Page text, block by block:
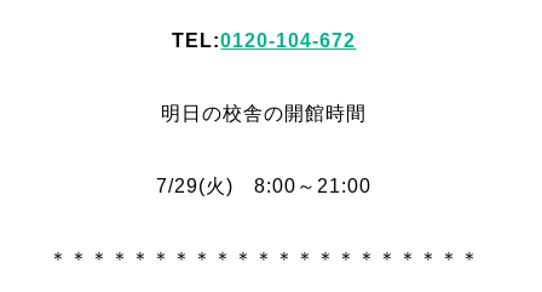
TEL:0120-104-672
明日の校舎の開館時間
7/29(火) 8:00～21:00
＊＊＊＊＊＊＊＊＊＊＊＊＊＊＊＊＊＊＊＊＊